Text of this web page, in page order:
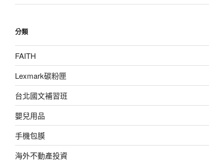
分類
FAITH
Lexmark碳粉匣
台北國文補習班
嬰兒用品
手機包膜
海外不動產投資